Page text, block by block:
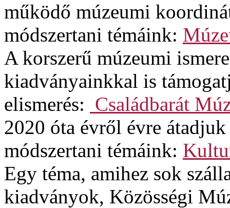
működő múzeumi
módszertani témáink:
A korszerű múzeumi
kiadványainkkal is
elismerés: Családbarát
2020 óta évről évre
módszertani témáink:
Egy téma, amihez sok
kiadványok, Közösségi